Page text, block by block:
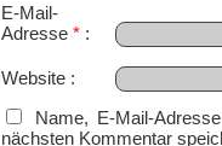
E-Mail-
Adresse *
Website
Name, E-Mail-
nächsten Kommentar